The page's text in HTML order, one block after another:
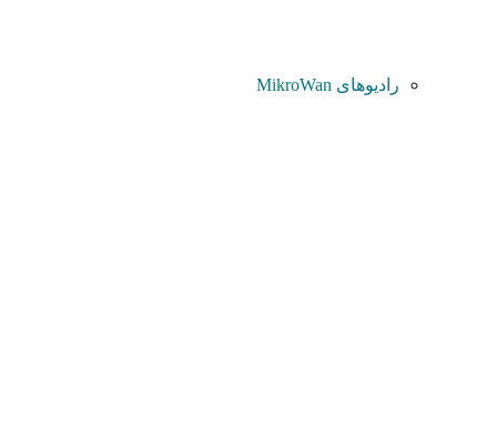
رادیوهای MikroWan